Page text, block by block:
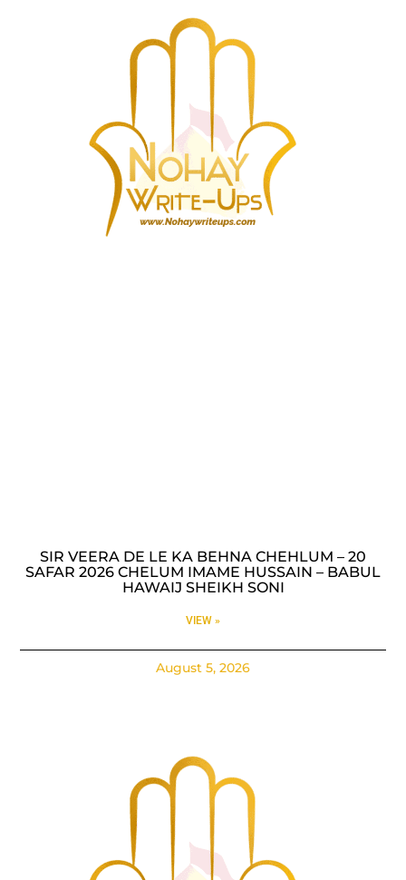
SIR VEERA DE LE KA BEHNA CHEHLUM – 20
SAFAR 2026 CHELUM IMAME HUSSAIN – BABUL
HAWAIJ SHEIKH SONI
VIEW »
August 5, 2026